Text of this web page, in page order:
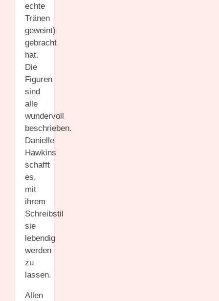
echte
Tränen
geweint)
gebracht
hat.
Die
Figuren
sind
alle
wundervoll
beschrieben.
Danielle
Hawkins
schafft
es,
mit
ihrem
Schreibstil
sie
lebendig
werden
zu
lassen.
Allen